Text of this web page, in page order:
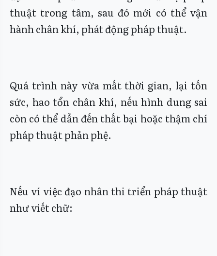
thuật trong tâm, sau đó mới có thể vận
hành chân khí, phát động pháp thuật.
Quá trình này vừa mất thời gian, lại tốn
sức, hao tổn chân khí, nếu hình dung sai
còn có thể dẫn đến thất bại hoặc thậm chí
pháp thuật phản phệ.
Nếu ví việc đạo nhân thi triển pháp thuật
như viết chữ: